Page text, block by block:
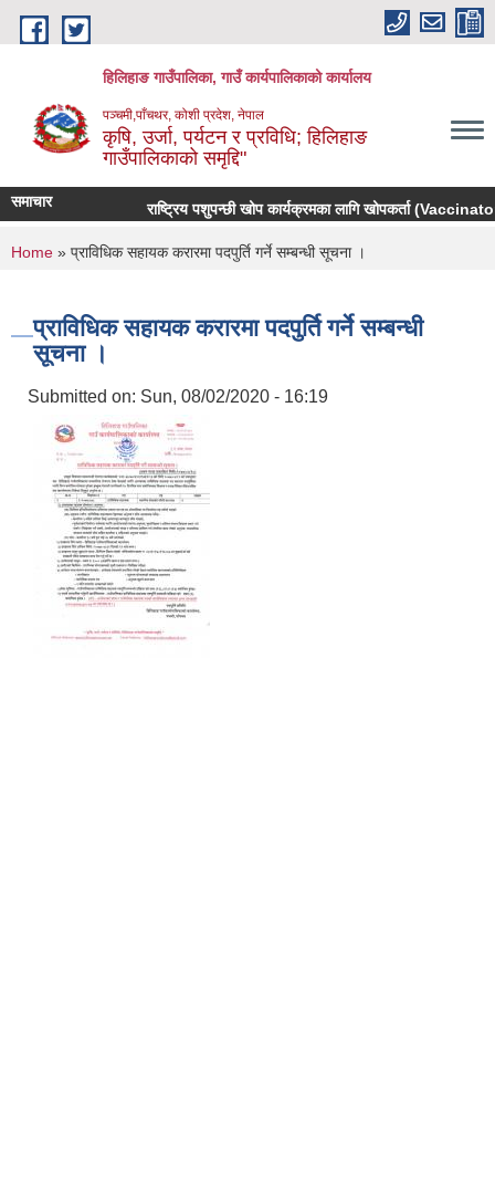
Skip to main content
हिलिहाङ गाउँपालिका, गाउँ कार्यपालिकाको कार्यालय
पञ्चमी,पाँचथर, कोशी प्रदेश, नेपाल
कृषि, उर्जा, पर्यटन र प्रविधि; हिलिहाङ
गाउँपालिकाको समृद्दि"
समाचार राष्ट्रिय पशुपन्छी खोप कार्यक्रमका लागि खोपकर्ता
You are here
Home » प्राविधिक सहायक करारमा पदपुर्ति गर्ने सम्बन्धी सूचना ।
प्राविधिक सहायक करारमा पदपुर्ति गर्ने सम्बन्धी
सूचना ।
Submitted on: Sun, 08/02/2020 - 16:19